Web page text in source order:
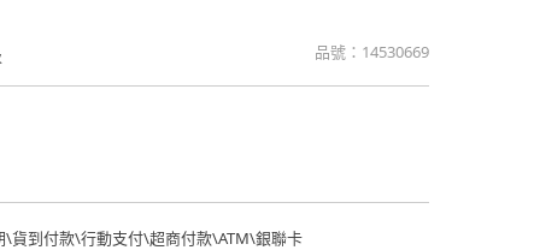
品號： 14530669
\貨到付款\行動支付\超商付款\ATM\銀聯卡